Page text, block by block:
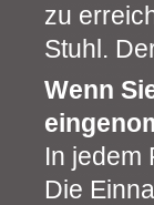
zu
Stuhl.
Wenn
In jedem
Die